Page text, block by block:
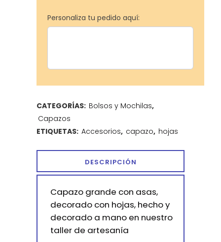
Personaliza tu pedido aquí:
CATEGORÍAS: Bolsos y Mochilas,
Capazos
ETIQUETAS: Accesorios, capazo, hojas
DESCRIPCIÓN
Capazo grande con asas,
decorado con hojas, hecho y
decorado a mano en nuestro
taller de artesanía